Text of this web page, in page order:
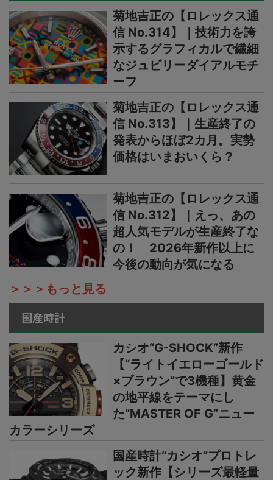
菊地吉正の【ロレックス通
信 No.314】｜技術力を誇
示するグラフィカルで繊細
なジュビリーダイアルモチ
ーフ
菊地吉正の【ロレックス通
信 No.313】｜生産終了の
発表からほぼ2カ月。実勢
価格はいまおいくら？
菊地吉正の【ロレックス通
信 No.312】｜えっ、あの
超人気モデルが生産終了な
の！ 2026年新作以上に
今後の動向が気になる
＞＞＞もっと見る
国産時計
カシオ“G-SHOCK”新作
【“ライトイエローゴールド
×ブラウン”で3機種】黄金
の地平線をテーマにし
た“MASTER OF G”ニュー
カラーシリーズ
国産時計“カシオ”プロトレ
ック新作【シリーズ最軽量